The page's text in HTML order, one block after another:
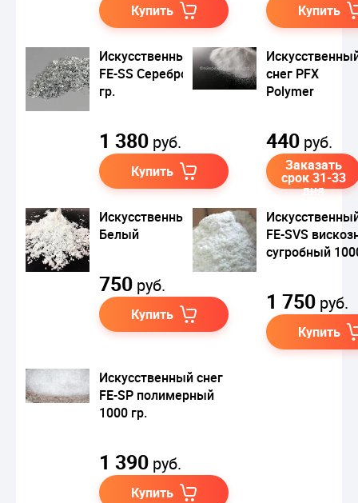
Купить Купить
Искусственный снег
FE-SS Серебро 1000
гр.
1 380 руб.
Купить
снег PFX
Polymer
440 руб.
Заказать
срок 31-33
дня
Искусственный снег
Белый
750 руб.
Купить
FE-SVS
сугробный
1 750 руб.
Купить
Искусственный снег
FE-SP полимерный
1000 гр.
1 390 руб.
Купить